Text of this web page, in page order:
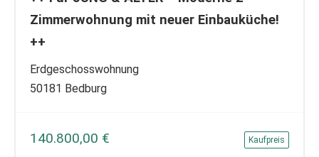
Zimmerwohnung mit neuer Einbauküche!
++
Erdgeschosswohnung
50181 Bedburg
140.800,00 € Kaufpreis